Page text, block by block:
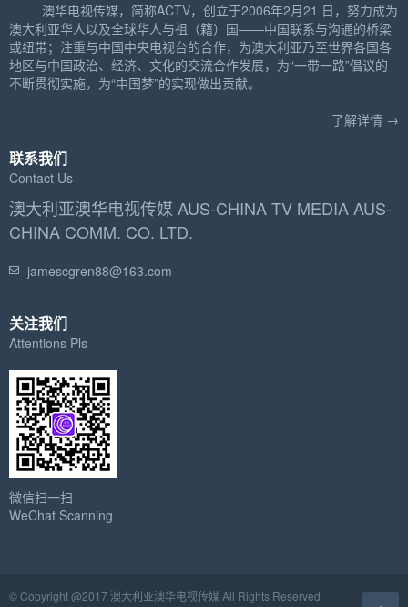
澳华电视传媒，简称ACTV，创立于2006年2月21 日，努力成为
澳大利亚华人以及全球华人与祖（籍）国——中国联系与沟通的桥梁
或纽带；注重与中国中央电视台的合作，为澳大利亚乃至世界各国各
地区与中国政治、经济、文化的交流合作发展，为“一带一路”倡议的
不断贯彻实施，为“中国梦”的实现做出贡献。
了解详情 →
联系我们
Contact Us
澳大利亚澳华电视传媒 AUS-CHINA TV MEDIA AUS-
CHINA COMM. CO. LTD.
jamescgren88@163.com
关注我们
Attentions Pls
微信扫一扫
WeChat Scanning
© Copyright @2017 澳大利亚澳华电视传媒 All Rights Reserved